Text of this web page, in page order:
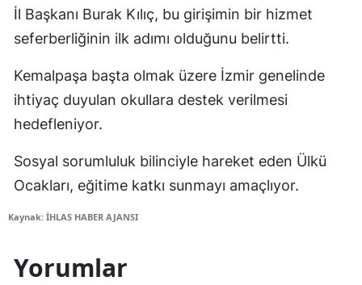
İl Başkanı Burak Kılıç, bu girişimin bir hizmet
seferberliğinin ilk adımı olduğunu belirtti.
Kemalpaşa başta olmak üzere İzmir genelinde
ihtiyaç duyulan okullara destek verilmesi
hedefleniyor.
Sosyal sorumluluk bilinciyle hareket eden Ülkü
Ocakları, eğitime katkı sunmayı amaçlıyor.
Kaynak: İHLAS HABER AJANSI
Yorumlar